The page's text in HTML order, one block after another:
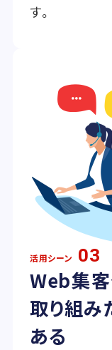
す。
活用シーン 03
Web集
取り組み
ある